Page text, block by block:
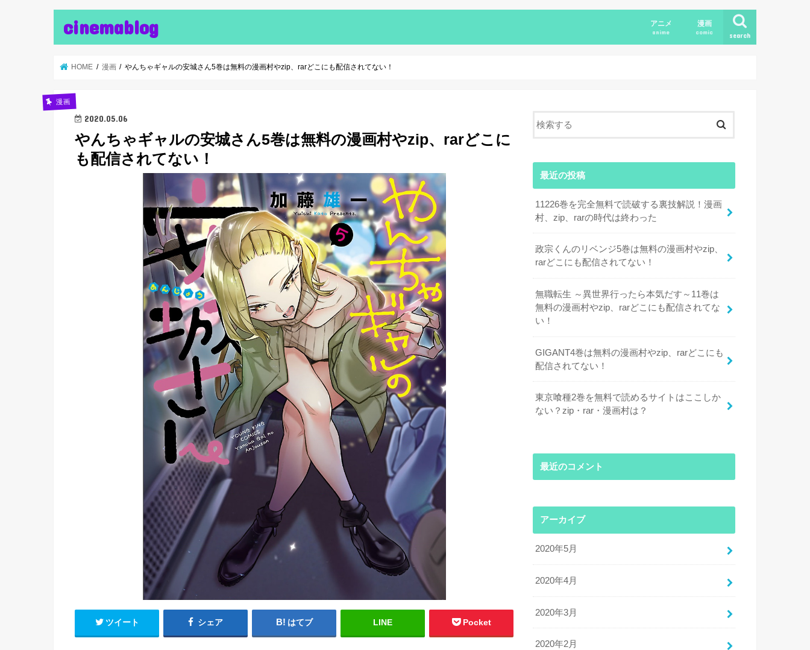
cinemablog search
アニメ
anime
漫画
comic
HOME 漫画 やんちゃギャルの安城さん5巻は無料の漫画村やzip、rarどこにも配信されてない！
漫画
2020.05.06
やんちゃギャルの安城さん5巻は無料の漫画村やzip、rarどこに
も配信されてない！
ツイート シェア はてブ LINE Pocket
最近の投稿
11226巻を完全無料で読破する裏技解説！漫画
村、zip、rarの時代は終わった
政宗くんのリベンジ5巻は無料の漫画村やzip、
rarどこにも配信されてない！
無職転生 ～異世界行ったら本気だす～11巻は
無料の漫画村やzip、rarどこにも配信されてな
い！
GIGANT4巻は無料の漫画村やzip、rarどこにも
配信されてない！
東京喰種2巻を無料で読めるサイトはここしか
ない？zip・rar・漫画村は？
最近のコメント
アーカイブ
2020年5月
2020年4月
2020年3月
2020年2月